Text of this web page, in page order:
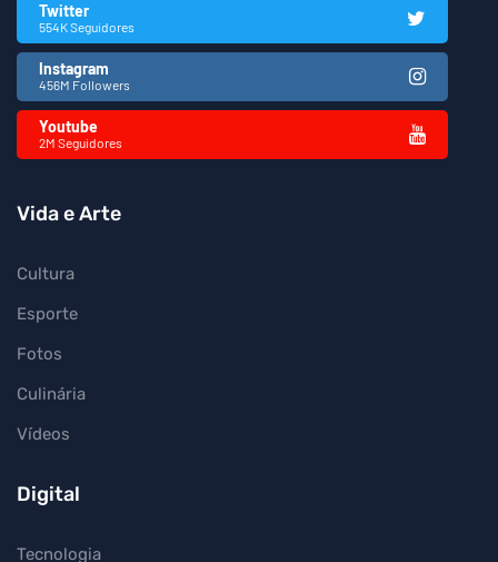
Twitter
554K Seguidores
Instagram
456M Followers
Youtube
2M Seguidores
Vida e Arte
Cultura
Esporte
Fotos
Culinária
Vídeos
Digital
Tecnologia